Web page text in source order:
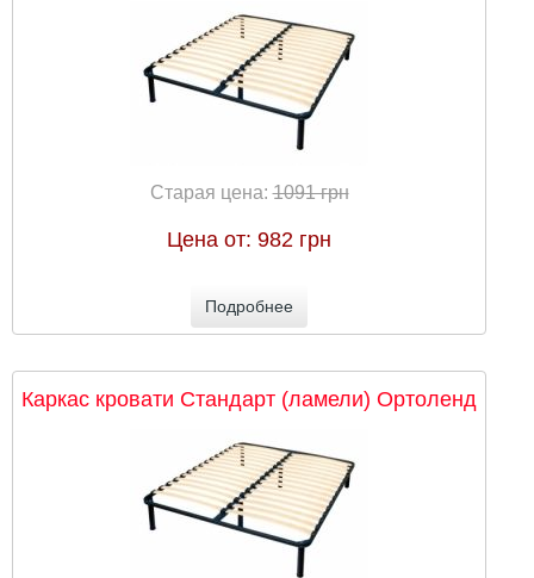
Старая цена:1091 грн
Цена от:982 грн
Подробнее
Каркас кровати Стандарт (ламели) Ортоленд